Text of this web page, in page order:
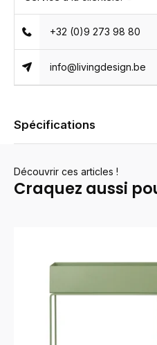
+32 (0)9 273 98 80
info@livingdesign.be
Spécifications
Découvrir ces articles !
Craquez aussi